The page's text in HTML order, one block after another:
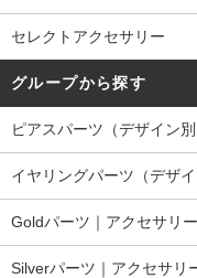
セレクトアクセサリー
グループから探す
ピアスパーツ（デザイン別
イヤリングパーツ（デザイ
Goldパーツ｜アクセサリ
Silverパーツ｜アクセサリ